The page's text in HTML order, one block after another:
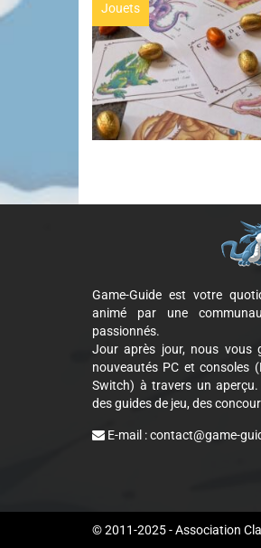
Cookie Consent
Jouets
Game-Guide est votre
animé par une
passionnés.
Jour après jour, nous vous
nouveautés PC et consoles
Switch) à travers un
des guides de jeu, des
E-mail :contact@game-
© 2011-2025 - Association